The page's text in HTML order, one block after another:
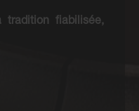
fiabilisée,